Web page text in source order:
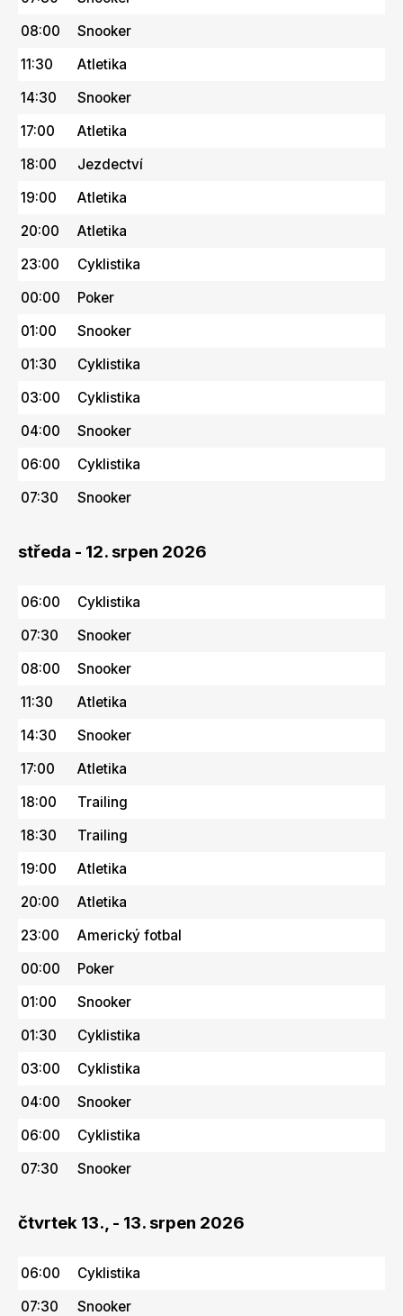
08:00
Snooker
11:30
Atletika
14:30
Snooker
17:00
Atletika
18:00
Jezdectví
19:00
Atletika
20:00
Atletika
23:00
Cyklistika
00:00
Poker
01:00
Snooker
01:30
Cyklistika
03:00
Cyklistika
04:00
Snooker
06:00
Cyklistika
07:30
Snooker
středa - 12. srpen 2026
06:00
Cyklistika
07:30
Snooker
08:00
Snooker
11:30
Atletika
14:30
Snooker
17:00
Atletika
18:00
Trailing
18:30
Trailing
19:00
Atletika
20:00
Atletika
23:00
Americký fotbal
00:00
Poker
01:00
Snooker
01:30
Cyklistika
03:00
Cyklistika
04:00
Snooker
06:00
Cyklistika
07:30
Snooker
čtvrtek 13., - 13. srpen 2026
06:00
Cyklistika
07:30
Snooker